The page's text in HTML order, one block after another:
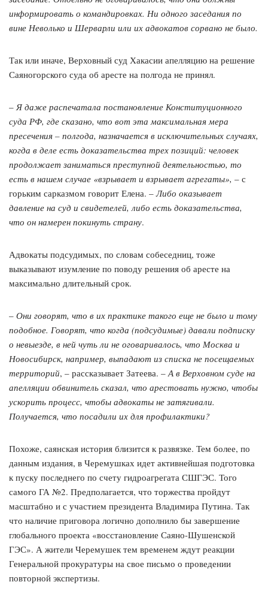
информировать о командировках. Ни одного заседания по
вине Неволько и Шерварли или их адвокатов сорвано не было.
Так или иначе, Верховный суд Хакасии апелляцию на решение
Саяногорского суда об аресте на полгода не принял.
–Я даже распечатала постановление Конституционного
суда РФ, где сказано, что вот эта максимальная мера
пресечения – полгода, назначается в исключительных случаях,
когда в деле есть доказательства трех позиций: человек
продолжает заниматься преступной деятельностью, то
есть в нашем случае «взрывает и взрывает агрегаты», – с
горьким сарказмом говорит Елена. –Либо оказывает
давление на суд и свидетелей, либо есть доказательства,
что он намерен покинуть страну.
Адвокаты подсудимых, по словам собеседниц, тоже
выказывают изумление по поводу решения об аресте на
максимально длительный срок.
– Они говорят, что в их практике такого еще не было и тому
подобное. Говорят, что когда (подсудимые) давали подписку
о невыезде, в ней чуть ли не оговаривалось, что Москва и
Новосибирск, например, выпадают из списка не посещаемых
территорий, – рассказывает Затеева. –А в Верховном суде на
апелляции обвинитель сказал, что арестовать нужно, чтобы
ускорить процесс, чтобы адвокаты не затягивали.
Получается, что посадили их для профилактики?
Похоже, саянская история близится к развязке. Тем более, по
данным издания, в Черемушках идет активнейшая подготовка
к пуску последнего по счету гидроагрегата СШГЭС. Того
самого ГА №2. Предполагается, что торжества пройдут
масштабно и с участием президента Владимира Путина. Так
что наличие приговора логично дополнило бы завершение
глобального проекта «восстановление Саяно-Шушенской
ГЭС». А жители Черемушек тем временем ждут реакции
Генеральной прокуратуры на свое письмо о проведении
повторной экспертизы.